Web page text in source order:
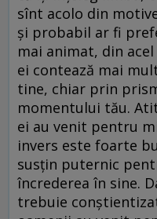
sînt acolo din
și probabil ar fi
mai animat, din
ei contează mai
tine, chiar prin
momentului tău.
ei au venit pentru
invers este foarte
susțin puternic
încrederea în sine.
trebuie